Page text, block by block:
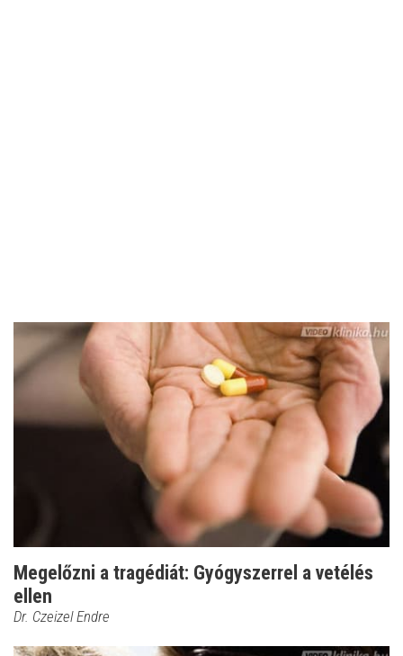
Megelőzni a tragédiát: Gyógyszerrel a vetélés
ellen
Dr. Czeizel Endre